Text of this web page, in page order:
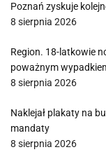
Poznań zyskuje
8 sierpnia 2026
Region. 18-latkowie
poważnym
8 sierpnia 2026
Naklejał plakaty na
mandaty
8 sierpnia 2026